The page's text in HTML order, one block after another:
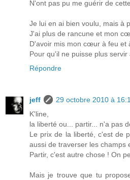
N'ont pas pu me guérir de
Je lui en ai bien voulu, mais à
J'ai plus de rancune et mon
D'avoir mis mon cœur à feu et
Pour qu'il ne puisse plus
Répondre
jeff
29 octobre 2010 à
K'line,
la liberté ou... partir... n'a pas
Le prix de la liberté, c'est de
aussi de traverser les champs
Partir, c'est autre chose ! On
Mais je trouve que tu